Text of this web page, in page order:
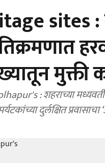
sites :
मुक्ती
: शहराच्या मध्यवर्ती
दुर्लक्षित